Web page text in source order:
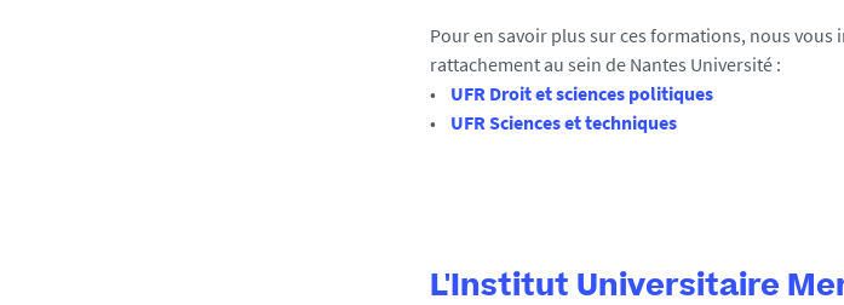
Pour en savoir plus sur ces formations, nous
rattachement au sein de Nantes Université :
• UFR Droit et sciences politiques
• UFR Sciences et techniques
L'Institut Universitaire